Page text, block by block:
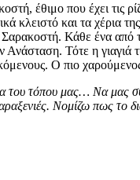
έθιμο που έχει τις
κλειστό και τα χέρια
Σαρακοστή. Κάθε ένα
Ανάσταση. Τότε η
Ο πιο
του τόπου μας… Να
Νομίζω πως το